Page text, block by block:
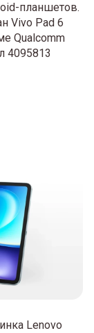
планшетов.
Vivo Pad 6
Qualcomm
4095813
Lenovo